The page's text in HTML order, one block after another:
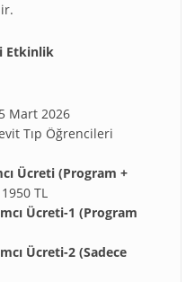
Etkinlik
Mart 2026
Tıp Öğrencileri
Ücreti (Program +
1950 TL
Ücreti-1 (Program
Ücreti-2 (Sadece